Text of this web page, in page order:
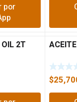
por
2T
$